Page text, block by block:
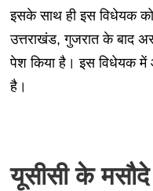
इसके साथ ही इस विधेयक
उत्तराखंड, गुजरात के बाद
पेश किया है। इस विधेयक में
है।
यूसीसी के